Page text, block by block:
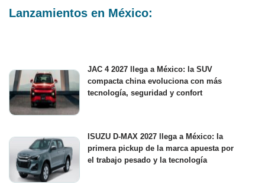
Lanzamientos en México:
JAC 4 2027 llega a México: la SUV
compacta china evoluciona con más
tecnología, seguridad y confort
ISUZU D-MAX 2027 llega a México: la
primera pickup de la marca apuesta por
el trabajo pesado y la tecnología